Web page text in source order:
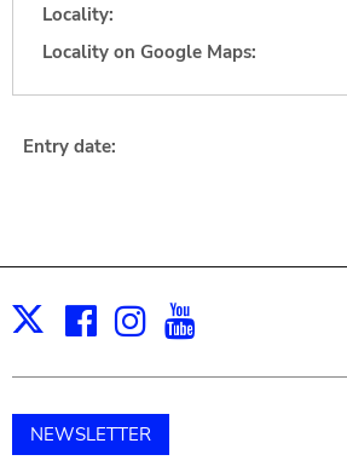
Locality:
Locality on Google Maps:
Entry date:
X Facebook
Instagram
NEWSLETTER